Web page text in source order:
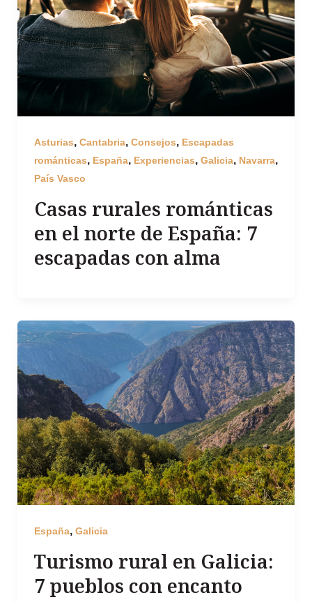
Asturias, Cantabria, Consejos, Escapadas
románticas, España, Experiencias, Galicia, Navarra,
País Vasco
Casas rurales románticas
en el norte de España: 7
escapadas con alma
España, Galicia
Turismo rural en Galicia:
7 pueblos con encanto